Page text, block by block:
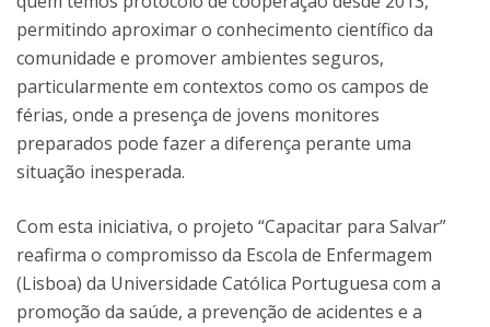
permitindo aproximar o conhecimento científico da
comunidade e promover ambientes seguros,
particularmente em contextos como os campos de
férias, onde a presença de jovens monitores
preparados pode fazer a diferença perante uma
situação inesperada.
Com esta iniciativa, o projeto “Capacitar para Salvar”
reafirma o compromisso da Escola de Enfermagem
(Lisboa) da Universidade Católica Portuguesa com a
promoção da saúde, a prevenção de acidentes e a